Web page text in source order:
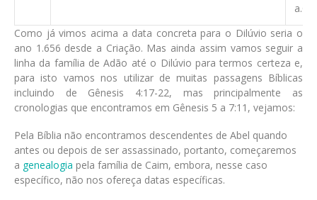
a.C.
Como já vimos acima a data concreta para o Dilúvio seria o
ano 1.656 desde a Criação. Mas ainda assim vamos seguir a
linha da família de Adão até o Dilúvio para termos certeza e,
para isto vamos nos utilizar de muitas passagens Bíblicas
incluindo de Gênesis 4:17-22, mas principalmente as
cronologias que encontramos em Gênesis 5 a 7:11, vejamos:
Pela Bíblia não encontramos descendentes de Abel quando
antes ou depois de ser assassinado, portanto, começaremos
a genealogia pela família de Caim, embora, nesse caso
específico, não nos ofereça datas específicas.